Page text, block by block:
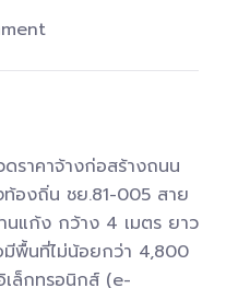
ดราคาจ้างก่อสร้างถนน
ท้องถิ่น ชย.81-005 สาย
แก้ง กว้าง 4 เมตร ยาว
มีพื้นที่ไม่น้อยกว่า 4,800
เล็กทรอนิกส์ (e-